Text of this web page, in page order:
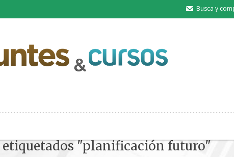
Busca y
etiquetados "planificación futuro"